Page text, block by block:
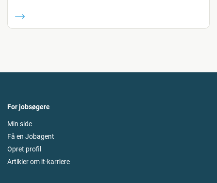
For jobsøgere
Min side
Få en Jobagent
Opret profil
Artikler om it-karriere